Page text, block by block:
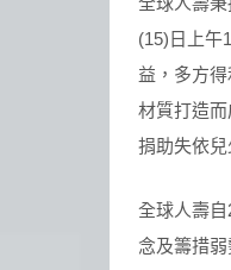
(15)日上午
益，多方
材質打造
捐助失依
全球人壽
念及籌措